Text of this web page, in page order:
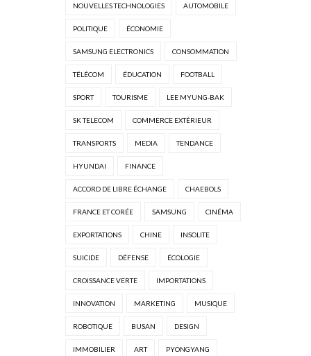
NOUVELLES TECHNOLOGIES AUTOMOBILE
POLITIQUE ÉCONOMIE
SAMSUNG ELECTRONICS CONSOMMATION
TÉLÉCOM ÉDUCATION FOOTBALL
SPORT TOURISME LEE MYUNG-BAK
SK TELECOM COMMERCE EXTÉRIEUR
TRANSPORTS MEDIA TENDANCE
HYUNDAI FINANCE
ACCORD DE LIBRE ÉCHANGE CHAEBOLS
FRANCE ET CORÉE SAMSUNG CINÉMA
EXPORTATIONS CHINE INSOLITE
SUICIDE DÉFENSE ÉCOLOGIE
CROISSANCE VERTE IMPORTATIONS
INNOVATION MARKETING MUSIQUE
ROBOTIQUE BUSAN DESIGN
IMMOBILIER ART PYONGYANG